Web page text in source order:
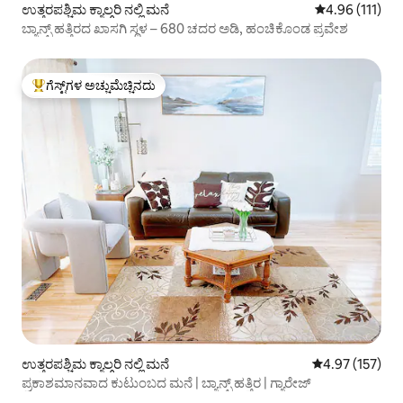
ಉತ್ತರಪಶ್ಚಿಮ ಕ್ಯಾಲ್ಗರಿ ನಲ್ಲಿ ಮನೆ 5 ರಲ್ಲಿ 4.96
4.96 (111)
ಬ್ಯಾನ್ಫ್ ಹತ್ತಿರದ ಖಾಸಗಿ ಸ್ಥಳ – 680 ಚದರ ಅಡಿ, ಹಂಚಿಕೊಂಡ ಪ್ರವೇಶ
ಗೆಸ್ಟ್‌ಗಳಿಗೆ ಅತಿ ಹೆಚ್ಚು ಅಚ್ಚುಮೆಚ್ಚಿನದು
ಗೆಸ್ಟ್‌ಗಳ ಅಚ್ಚುಮೆಚ್ಚಿನದು
ಉತ್ತರಪಶ್ಚಿಮ ಕ್ಯಾಲ್ಗರಿ ನಲ್ಲಿ ಮನೆ 5 ರಲ್ಲಿ 4.97
4.97 (157)
ಪ್ರಕಾಶಮಾನವಾದ ಕುಟುಂಬದ ಮನೆ | ಬ್ಯಾನ್ಫ್ ಹತ್ತಿರ | ಗ್ಯಾರೇಜ್